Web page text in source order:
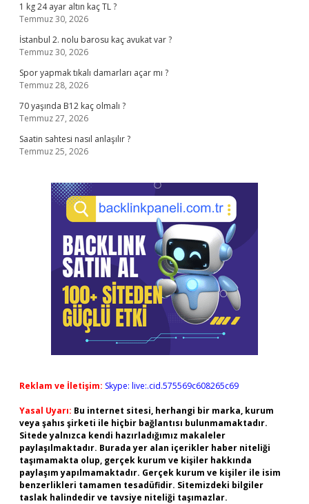
1 kg 24 ayar altın kaç TL ?
Temmuz 30, 2026
İstanbul 2. nolu barosu kaç avukat var ?
Temmuz 30, 2026
Spor yapmak tıkalı damarları açar mı ?
Temmuz 28, 2026
70 yaşında B12 kaç olmalı ?
Temmuz 27, 2026
Saatin sahtesi nasıl anlaşılır ?
Temmuz 25, 2026
Reklam ve İletişim: Skype: live:.cid.575569c608265c69
Yasal Uyarı: Bu internet sitesi, herhangi bir marka, kurum
veya şahıs şirketi ile hiçbir bağlantısı bulunmamaktadır.
Sitede yalnızca kendi hazırladığımız makaleler
paylaşılmaktadır. Burada yer alan içerikler haber niteliği
taşımamakta olup, gerçek kurum ve kişiler hakkında
paylaşım yapılmamaktadır. Gerçek kurum ve kişiler ile isim
benzerlikleri tamamen tesadüfidir. Sitemizdeki bilgiler
taslak halindedir ve tavsiye niteliği taşımazlar.